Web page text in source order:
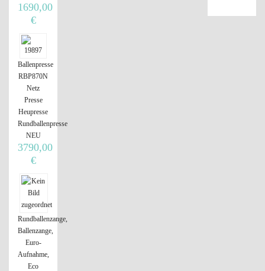
1690,00
€
Ballenpresse
RBP870N
Netz
Presse
Heupresse
Rundballenpresse
NEU
3790,00
€
Rundballenzange,
Ballenzange,
Euro-
Aufnahme,
Eco